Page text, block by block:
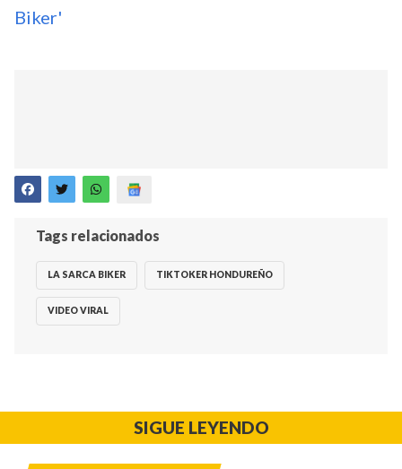
Biker'
Tags relacionados
LA SARCA BIKER TIKTOKER HONDUREÑO
VIDEO VIRAL
SIGUE LEYENDO